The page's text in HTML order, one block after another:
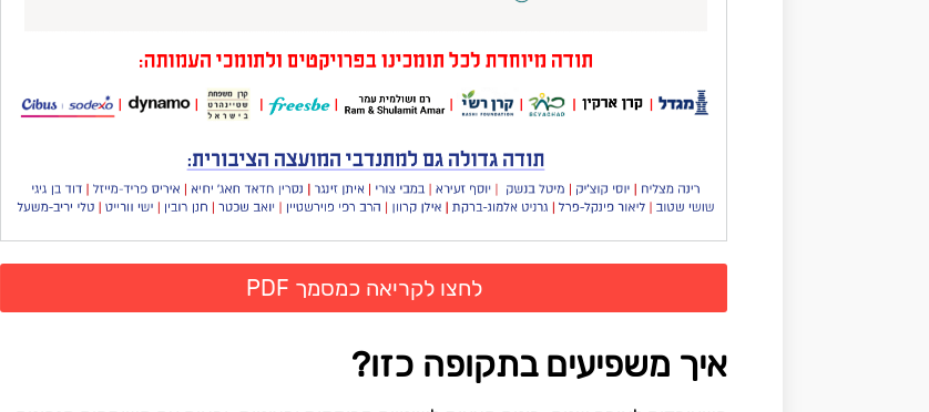
לחצו לקריאה כמסמך PDF
איך משפיעים בתקופה כזו?